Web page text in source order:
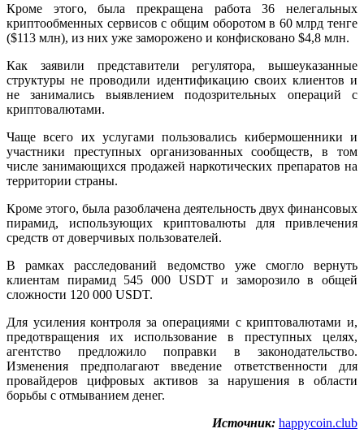
Кроме этого, была прекращена работа 36 нелегальных
криптообменных сервисов с общим оборотом в 60 млрд тенге
($113 млн), из них уже заморожено и конфисковано $4,8 млн.
Как заявили представители регулятора, вышеуказанные
структуры не проводили идентификацию своих клиентов и
не занимались выявлением подозрительных операций с
криптовалютами.
Чаще всего их услугами пользовались кибермошенники и
участники преступных организованных сообществ, в том
числе занимающихся продажей наркотических препаратов на
территории страны.
Кроме этого, была разоблачена деятельность двух финансовых
пирамид, использующих криптовалюты для привлечения
средств от доверчивых пользователей.
В рамках расследований ведомство уже смогло вернуть
клиентам пирамид 545 000 USDT и заморозило в общей
сложности 120 000 USDT.
Для усиления контроля за операциями с криптовалютами и,
предотвращения их использование в преступных целях,
агентство предложило поправки в законодательство.
Изменения предполагают введение ответственности для
провайдеров цифровых активов за нарушения в области
борьбы с отмыванием денег.
Источник: happycoin.club